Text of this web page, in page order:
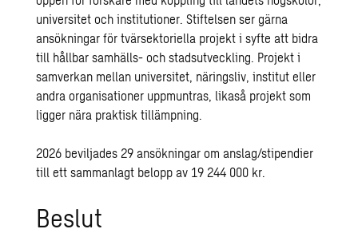
universitet och institutioner. Stiftelsen ser gärna
ansökningar för tvärsektoriella projekt i syfte att bidra
till hållbar samhälls- och stadsutveckling. Projekt i
samverkan mellan universitet, näringsliv, institut eller
andra organisationer uppmuntras, likaså projekt som
ligger nära praktisk tillämpning.
2026 beviljades 29 ansökningar om anslag/stipendier
till ett sammanlagt belopp av 19 244 000 kr.
Beslut